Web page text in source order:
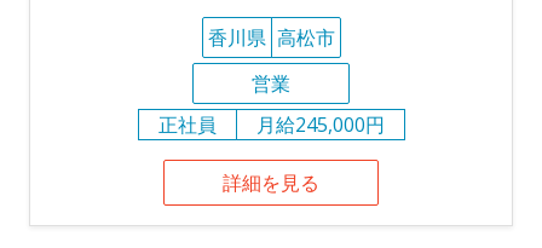
香川県 高松市
営業
正社員
月給245,000円
詳細を見る